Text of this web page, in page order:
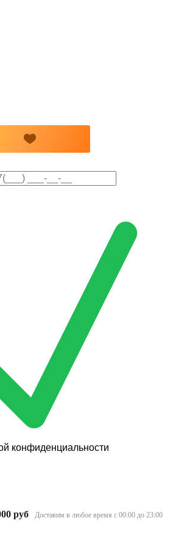
конфиденциальности
руб Доставим в любое время с 00:00 до 23:00